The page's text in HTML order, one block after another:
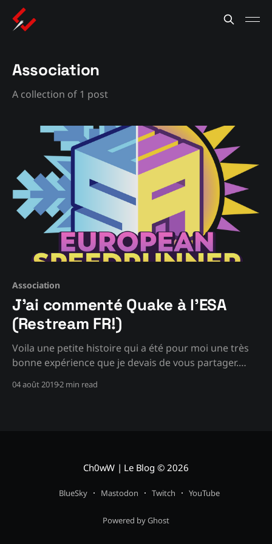
Association
A collection of 1 post
Association
J'ai commenté Quake à l'ESA
(Restream FR!)
Voila une petite histoire qui a été pour moi une très
bonne expérience que je devais de vous partager.
chaud. Et comme mon pseudo est un jeu de mots
04 août 20192 min read
Ch0wW | Le Blog © 2026
BlueSky Mastodon Twitch YouTube
Powered by Ghost